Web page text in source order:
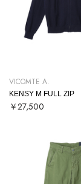
VICOMTE A.
KENSY M FULL ZIP
￥27,500